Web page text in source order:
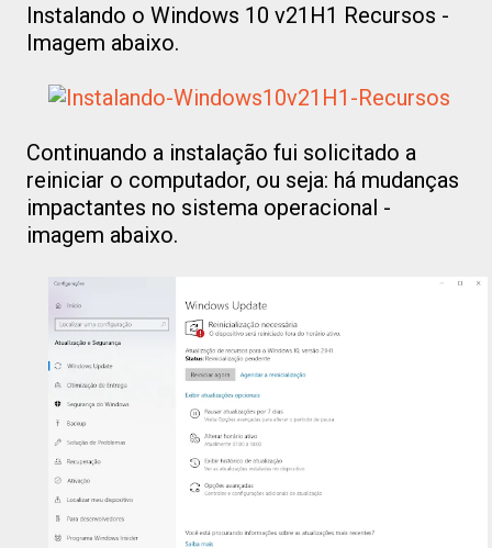
Instalando o Windows 10 v21H1 Recursos -
Imagem abaixo.
Continuando a instalação fui solicitado a
reiniciar o computador, ou seja: há mudanças
impactantes no sistema operacional -
imagem abaixo.